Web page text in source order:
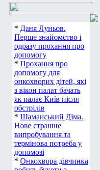
* Даня Луньов.
Перше знайомство і
одразу прохання про
допомогу
* Прохання про
допомогу для
онкохворих дітей, які
з вікон палат бачать
як палає Київ після
обстрілів
* Шаманський Діма.
Нове страшне
випробування та
термінова потреба у
допомозі
* Онкохвора дівчинка